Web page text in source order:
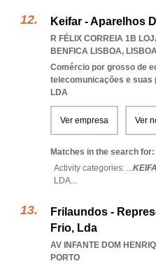
Keifar - Aparelhos
R FÉLIX CORREIA 1B
BENFICA LISBOA,
Comércio por grosso de
telecomunicações e suas
LDA
Ver empresa Ver
Matches in the search for:
Activity categories: ...
LDA...
Frilaundos -
Frio, Lda
AV INFANTE DOM
PORTO